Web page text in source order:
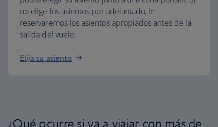
no elige los asientos por adelantado, le
reservaremos los asientos apropiados antes de la
salida del vuelo.
Elija su asiento
¿Qué ocurre si va a viajar con más de